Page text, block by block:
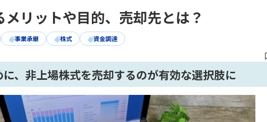
リットや目的、売却先とは？
事業承継 株式 資金調達
、非上場株式を売却するのが有効な選択肢に